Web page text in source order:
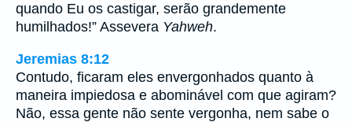
quando Eu os castigar, serão grandemente
humilhados!” Assevera Yahweh.
Jeremias 8:12
Contudo, ficaram eles envergonhados quanto à
maneira impiedosa e abominável com que agiram?
Não, essa gente não sente vergonha, nem sabe o